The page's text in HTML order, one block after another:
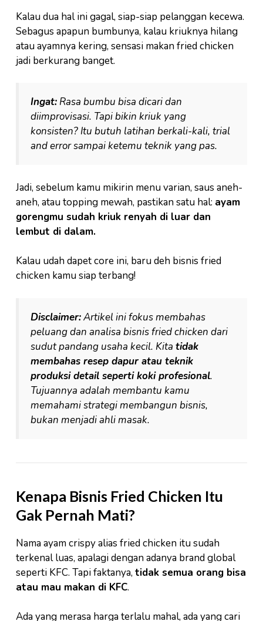
Kalau dua hal ini gagal, siap-siap pelanggan kecewa.
Sebagus apapun bumbunya, kalau kriuknya hilang
atau ayamnya kering, sensasi makan fried chicken
jadi berkurang banget.
Ingat: Rasa bumbu bisa dicari dan
diimprovisasi. Tapi bikin kriuk yang
konsisten? Itu butuh latihan berkali-kali, trial
and error sampai ketemu teknik yang pas.
Jadi, sebelum kamu mikirin menu varian, saus aneh-
aneh, atau topping mewah, pastikan satu hal: ayam
gorengmu sudah kriuk renyah di luar dan
lembut di dalam.
Kalau udah dapet core ini, baru deh bisnis fried
chicken kamu siap terbang!
Disclaimer:Artikel ini fokus membahas
peluang dan analisa bisnis fried chicken dari
sudut pandang usaha kecil. Kita tidak
membahas resep dapur atau teknik
produksi detail seperti koki profesional.
Tujuannya adalah membantu kamu
memahami strategi membangun bisnis,
bukan menjadi ahli masak.
Kenapa Bisnis Fried Chicken Itu
Gak Pernah Mati?
Nama ayam crispy alias fried chicken itu sudah
terkenal luas, apalagi dengan adanya brand global
seperti KFC. Tapi faktanya, tidak semua orang bisa
atau mau makan di KFC.
Ada yang merasa harga terlalu mahal, ada yang cari